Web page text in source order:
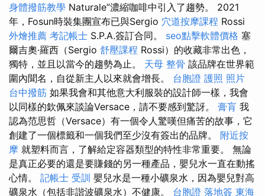
身體撥筋教學 Naturale”濃縮咖啡中引入了趨勢。 2021
年，Fosun時裝集團宣布已與Sergio 穴道按摩課程 Rossi
外燴推薦 考記帳士 S.P.A.簽訂合同。 seo點擊軟體價格 塞
爾吉奧·羅西（Sergio 舒壓課程 Rossi）的收藏非常出色，
獨特，並且以當今的趨勢為止。 天母 整骨 該品牌在世界範
圍內聞名，自從新主人以來就會增長。 台胞證 護照 照片
台中撥筋 如果我會和其他意大利服裝的設計師一樣，我會
以同樣的欽佩來談論Versace，請不要感到驚訝。 膏肓 我
認為范思哲（Versace）有一個令人驚嘆但痛苦的故事，它
創建了一個標籤和一個我們至少沒有簽出的品牌。 附近按
摩 就塑料而言，了解給定容器類型的特性非常重要。 無論
是真正必要的還是要賺錢的另一種產品，嬰兒水一直在動搖
心情。 記帳士 受訓 嬰兒水是一種小礦泉水，因為嬰兒對高
礦泉水（包括非諧波礦泉水）不健康。 台胞證 落地簽 東海